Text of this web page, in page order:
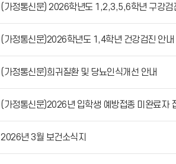
(가정통신문) 2026학년도 1,2,3,5,6학년 구강검
(가정통신문)2026학년도 1,4학년 건강검진 안내
(가정통신문)희귀질환 및 당뇨인식개선 안내
(가정통신문)2026년 입학생 예방접종 미완료자
2026년 3월 보건소식지